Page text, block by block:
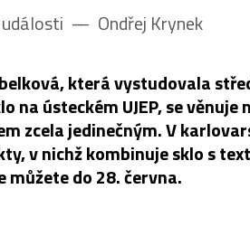
události –– Ondřej Krynek
která vystudovala
na ústeckém UJEP, se věnuje
zcela jedinečným. V
v nichž kombinuje sklo s
můžete do 28. června.